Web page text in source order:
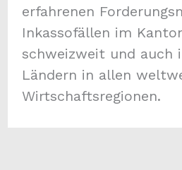
erfahrenen
Inkassofällen im
schweizweit und auch
Ländern in allen
Wirtschaftsregionen.